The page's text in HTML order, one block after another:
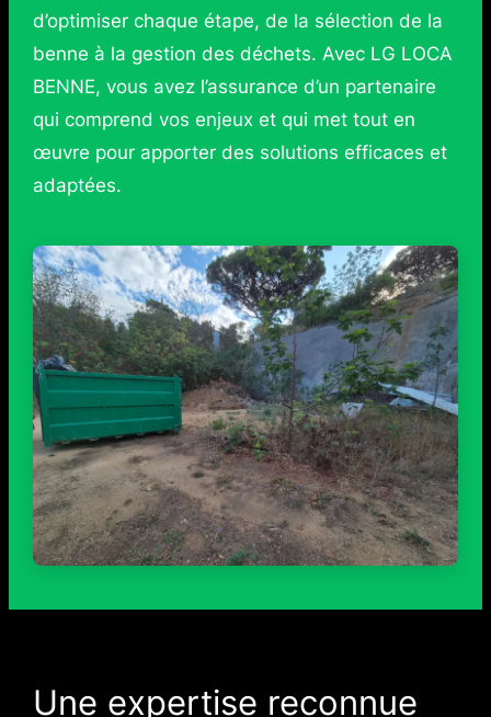
d’optimiser chaque étape, de la sélection de la
benne à la gestion des déchets. Avec LG LOCA
BENNE, vous avez l’assurance d’un partenaire
qui comprend vos enjeux et qui met tout en
œuvre pour apporter des solutions efficaces et
adaptées.
Une expertise reconnue